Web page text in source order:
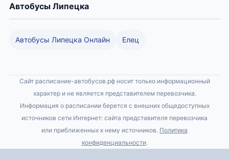
Автобусы Липецка
Автобусы Липецка Онлайн Елец
Сайт расписание-автобусов.рф носит только информационный
характер и не является представителем перевозчика.
Информация о расписании берется с внешних общедоступных
источников сети Интернет: сайта представителя перевозчика
или приближенных к нему источников. Политика
конфиденциальности.